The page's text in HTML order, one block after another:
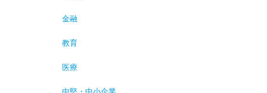
金融
教育
医療